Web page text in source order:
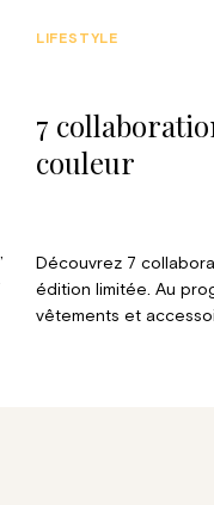
7
couleur
LIFESTYLE
Découvrez 7
édition limitée. Au
vêtements et